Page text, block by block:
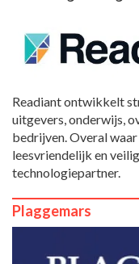
Readiant ontwikkelt
uitgevers, onderwijs,
bedrijven. Overal
leesvriendelijk en
technologiepartner.
Plaggemars